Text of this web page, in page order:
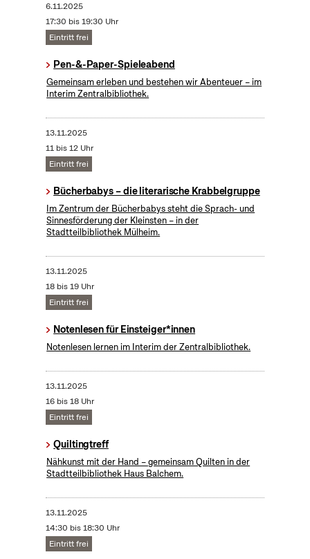
6.11.2025
17:30 bis 19:30 Uhr
Eintritt frei
Pen-&-Paper-Spieleabend
Gemeinsam erleben und bestehen wir Abenteuer – im
Interim Zentralbibliothek.
13.11.2025
11 bis 12 Uhr
Eintritt frei
Bücherbabys – die literarische Krabbelgruppe
Im Zentrum der Bücherbabys steht die Sprach- und
Sinnesförderung der Kleinsten – in der
Stadtteilbibliothek Mülheim.
13.11.2025
18 bis 19 Uhr
Eintritt frei
Notenlesen für Einsteiger*innen
Notenlesen lernen im Interim der Zentralbibliothek.
13.11.2025
16 bis 18 Uhr
Eintritt frei
Quiltingtreff
Nähkunst mit der Hand – gemeinsam Quilten in der
Stadtteilbibliothek Haus Balchem.
13.11.2025
14:30 bis 18:30 Uhr
Eintritt frei